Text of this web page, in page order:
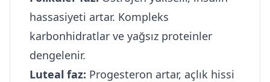
hassasiyeti artar. Kompleks
karbonhidratlar ve yağsız proteinler
dengelenir.
Luteal faz: Progesteron artar, açlık hissi